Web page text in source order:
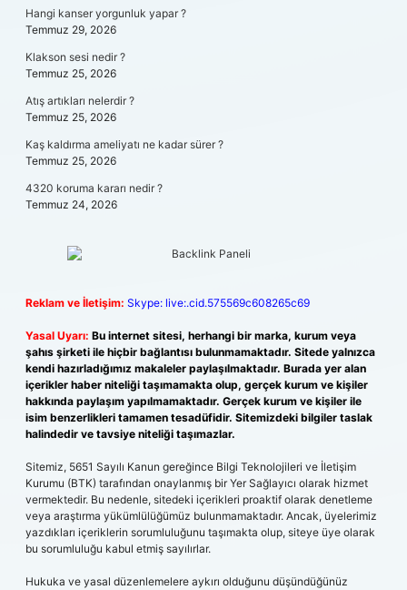
Hangi kanser yorgunluk yapar ?
Temmuz 29, 2026
Klakson sesi nedir ?
Temmuz 25, 2026
Atış artıkları nelerdir ?
Temmuz 25, 2026
Kaş kaldırma ameliyatı ne kadar sürer ?
Temmuz 25, 2026
4320 koruma kararı nedir ?
Temmuz 24, 2026
Reklam ve İletişim: Skype: live:.cid.575569c608265c69
Yasal Uyarı: Bu internet sitesi, herhangi bir marka, kurum veya
şahıs şirketi ile hiçbir bağlantısı bulunmamaktadır. Sitede yalnızca
kendi hazırladığımız makaleler paylaşılmaktadır. Burada yer alan
içerikler haber niteliği taşımamakta olup, gerçek kurum ve kişiler
hakkında paylaşım yapılmamaktadır. Gerçek kurum ve kişiler ile
isim benzerlikleri tamamen tesadüfidir. Sitemizdeki bilgiler taslak
halindedir ve tavsiye niteliği taşımazlar.
Sitemiz, 5651 Sayılı Kanun gereğince Bilgi Teknolojileri ve İletişim
Kurumu (BTK) tarafından onaylanmış bir Yer Sağlayıcı olarak hizmet
vermektedir. Bu nedenle, sitedeki içerikleri proaktif olarak denetleme
veya araştırma yükümlülüğümüz bulunmamaktadır. Ancak, üyelerimiz
yazdıkları içeriklerin sorumluluğunu taşımakta olup, siteye üye olarak
bu sorumluluğu kabul etmiş sayılırlar.
Hukuka ve yasal düzenlemelere aykırı olduğunu düşündüğünüz